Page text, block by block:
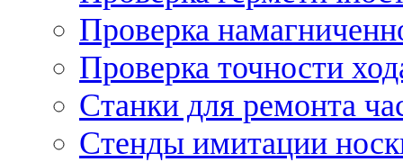
Проверка
Проверка точности
Станки для ремонта
Стенды имитации